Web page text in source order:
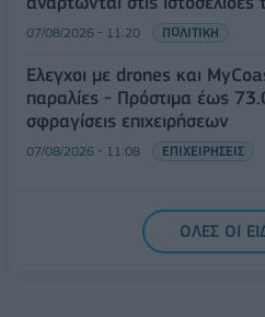
07/08/2026 - 11:20 ΠΟΛΙΤΙΚΗ
Έλεγχοι με drones και
παραλίες - Πρόστιμα έως
σφραγίσεις επιχειρήσεων
07/08/2026 - 11:08 ΕΠΙΧΕΙΡΗΣΕΙΣ
ΟΛΕΣ ΟΙ